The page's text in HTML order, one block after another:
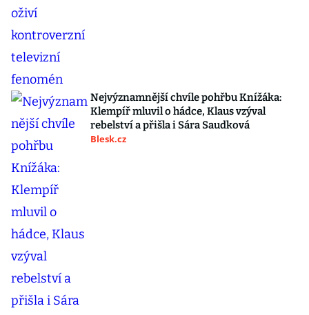
Nejvýznamnější chvíle pohřbu Knížáka:
Klempíř mluvil o hádce, Klaus vzýval
rebelství a přišla i Sára Saudková
Blesk.cz